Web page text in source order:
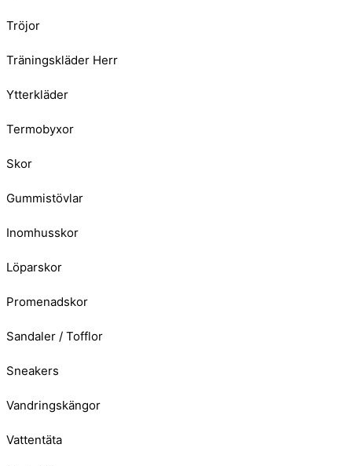
Tröjor
Träningskläder Herr
Ytterkläder
Termobyxor
Skor
Gummistövlar
Inomhusskor
Löparskor
Promenadskor
Sandaler / Tofflor
Sneakers
Vandringskängor
Vattentäta